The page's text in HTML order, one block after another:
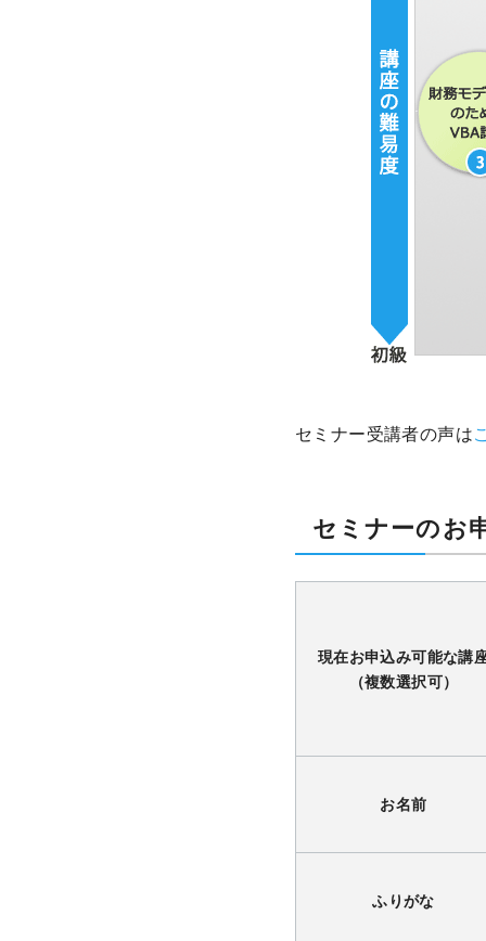
セミナー受講者の声は
セミナーのお
現在お申込み可能な講
（複数選択可）
お名前
ふりがな